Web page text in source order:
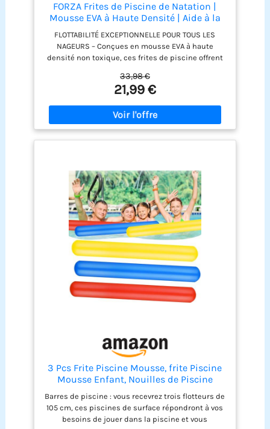
FORZA Frites de Piscine de Natation |
Mousse EVA à Haute Densité | Aide à la
Natation Flottante et Durable pour
Adultes et Enfants | 5 Couleurs Vives
(Multicolore, Pack de 5 (1x de Chaque
Couleur))
FLOTTABILITÉ EXCEPTIONNELLE POUR TOUS LES
NAGEURS – Conçues en mousse EVA à haute
densité non toxique, ces frites de piscine offrent
nageurs de tous âges et niveaux, garantissant une
meilleure confiance dans l’eau lors de
l’entraînement ou du jeu. MATÉRIAUX DURABLES –
Fabriquées avec de la mousse EVA résistante au
chlore et aux UV, ces frites de natation sont
conçues pour résister à une utilisation régulière
IDÉALES POUR L’ENTRAÎNEMENT ET LES JEUX –
Parfaites pour les nageurs débutants qui
apprennent les bonnes techniques ou pour les
nageurs confirmés qui pratiquent des exercices
aquatiques, ces frites sont polyvalentes et
conviennent à une large gamme d’activités
aquatiques, y compris les jeux d’eau. LÉGÈRES ET
FACILES À UTILISER – Pesant seulement 120 g, ces
frites sont légères mais robustes, ce qui les rend
faciles à manipuler, ranger et transporter. Leurs
couleurs vives apportent une touche ludique tout
en améliorant la visibilité dans la piscine.
forme aquatique, ces frites offrent un excellent
soutien et une grande flottabilité, assurant une
utilisation sûre et agréable pour tous.
33,98 €
21,99 €
3 Pcs Frite Piscine Mousse, frite Piscine
Mousse Enfant, Nouilles de Piscine
Mousse, Piscine Nouilles Flotteurs pour
Kids, Trois Couleurs pour
Jouer(Rouge,Jaune,Bleu)
Barres de piscine : vous recevrez trois flotteurs de
105 cm, ces piscines de surface répondront à vos
besoins de jouer dans la piscine et vous